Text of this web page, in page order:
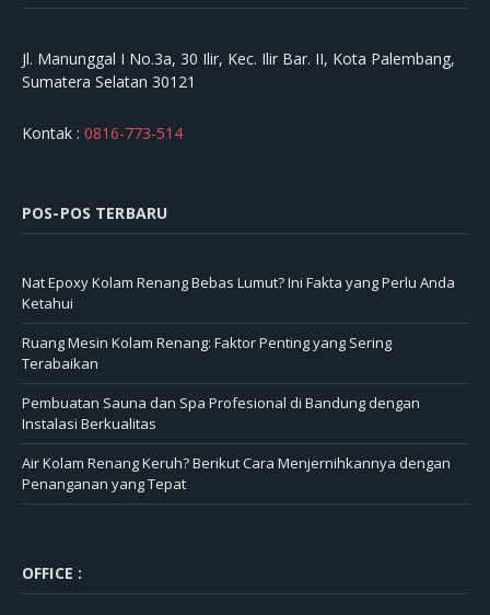
Jl. Manunggal I No.3a, 30 Ilir, Kec. Ilir Bar. II, Kota Palembang,
Sumatera Selatan 30121
Kontak : 0816-773-514
POS-POS TERBARU
Nat Epoxy Kolam Renang Bebas Lumut? Ini Fakta yang Perlu Anda
Ketahui
Ruang Mesin Kolam Renang: Faktor Penting yang Sering
Terabaikan
Pembuatan Sauna dan Spa Profesional di Bandung dengan
Instalasi Berkualitas
Air Kolam Renang Keruh? Berikut Cara Menjernihkannya dengan
Penanganan yang Tepat
OFFICE :